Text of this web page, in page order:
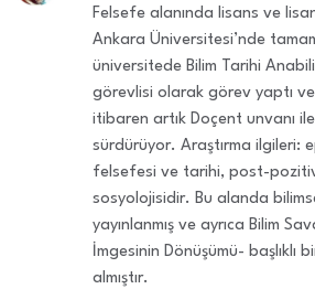
Felsefe alanında lisans ve
Ankara Üniversitesi’nde
üniversitede Bilim Tarihi
görevlisi olarak görev yaptı ve
itibaren artık Doçent unvanı ile
sürdürüyor. Araştırma ilgileri:
felsefesi ve tarihi, post-
sosyolojisidir. Bu alanda
yayınlanmış ve ayrıca Bilim
İmgesinin Dönüşümü- başlıklı
almıştır.